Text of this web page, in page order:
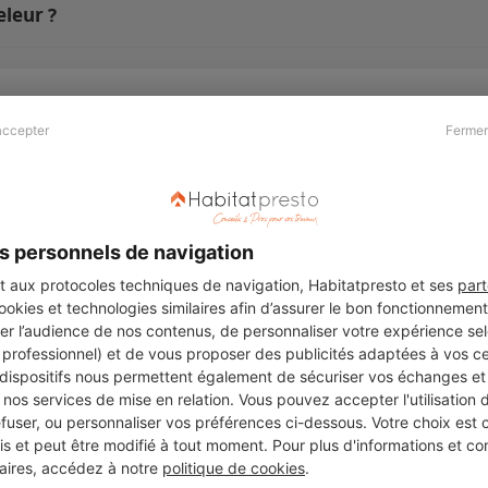
personnels de navigation
aux protocoles techniques de navigation, Habitatpresto et ses
et technologies similaires afin d’assurer le bon
l’audience de nos contenus, de personnaliser votre expérience
et de vous proposer des publicités adaptées à vos
nous permettent également de sécuriser vos échanges
services de mise en relation. Vous pouvez accepter l'utilisation
ou personnaliser vos préférences ci-dessous. Votre choix est
et peut être modifié à tout moment. Pour plus d'informations et
accédez à notre politique de cookies.
?
Revue de presse
Légal
Charte cookies
Suivez-nous